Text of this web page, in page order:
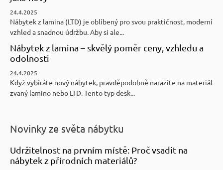
24.4.2025
Nábytek z lamina (LTD) je oblíbený pro svou praktičnost, moderní
vzhled a snadnou údržbu. Aby si ale...
Nábytek z lamina – skvělý poměr ceny, vzhledu a
odolnosti
24.4.2025
Když vybíráte nový nábytek, pravděpodobně narazíte na materiál
zvaný lamino nebo LTD. Tento typ desk...
Novinky ze světa nábytku
Udržitelnost na prvním místě: Proč vsadit na
nábytek z přírodních materiálů?